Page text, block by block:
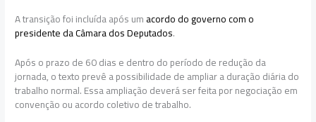
A transição foi incluída após umacordo do governo com o
presidente da Câmara dos Deputados.
Após o prazo de 60 dias e dentro do período de redução da
jornada, o texto prevê a possibilidade de ampliar a duração diária do
trabalho normal. Essa ampliação deverá ser feita por negociação em
convenção ou acordo coletivo de trabalho.